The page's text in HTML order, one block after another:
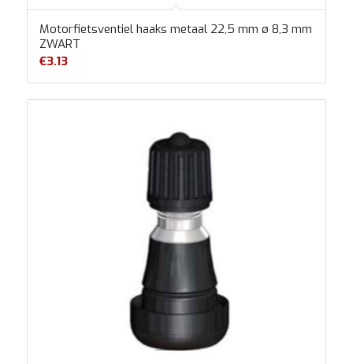
Motorfietsventiel haaks metaal 22,5 mm ø 8,3 mm
ZWART
€3.13